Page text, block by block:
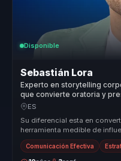
Disponible
Sebastián Lora
Experto en storytelling
que convierte oratoria y
para líderes y equipos.
ES
Su diferencial esta en
herramienta medible de
presencia y pers...
Comunicación Efectiva